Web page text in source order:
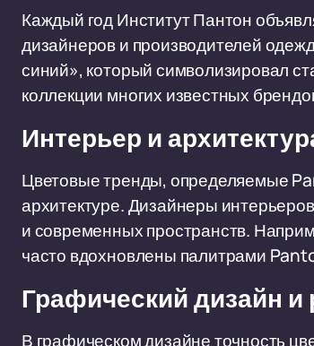
Каждый год Институт Пантон
дизайнеров и производителей
синий», который символизировал
коллекции многих известных
Интерьер и
Цветовые тренды, определяемые
архитектуре. Дизайнеры
и современных пространств.
часто вдохновлены палитрами
Графический дизайн и
В графическом дизайне точность